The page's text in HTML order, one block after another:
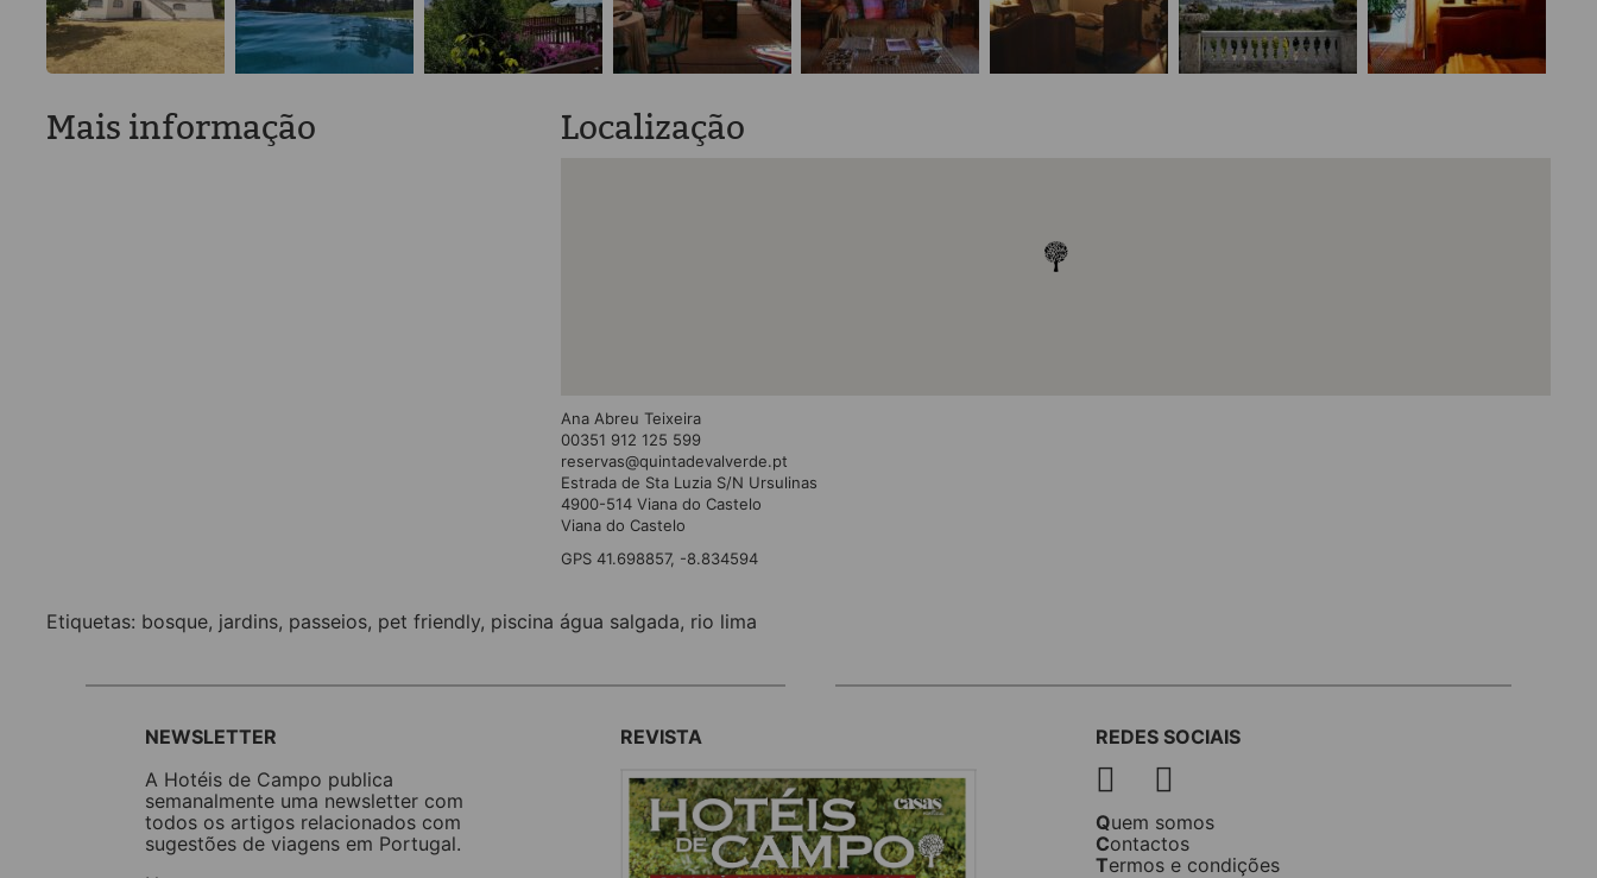
Mais informação Localização
Ana Abreu Teixeira
00351 912 125 599
reservas@quintadevalverde.pt
Estrada de Sta Luzia S/N Ursulinas
4900-514 Viana do Castelo
Viana do Castelo
GPS 41.698857, -8.834594
Etiquetas: bosque, jardins, passeios, pet friendly, piscina água salgada, rio lima
NEWSLETTER
A Hotéis de Campo publica
semanalmente uma newsletter com
todos os artigos relacionados com
sugestões de viagens em Portugal.
REVISTA REDES SOCIAIS
Quem somos
Contactos
Termos e condições